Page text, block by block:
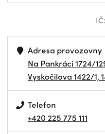
Adresa provozovny
Na Pankráci 1724/
Vyskočilova 1422/1,
Telefon
+420 225 775 111